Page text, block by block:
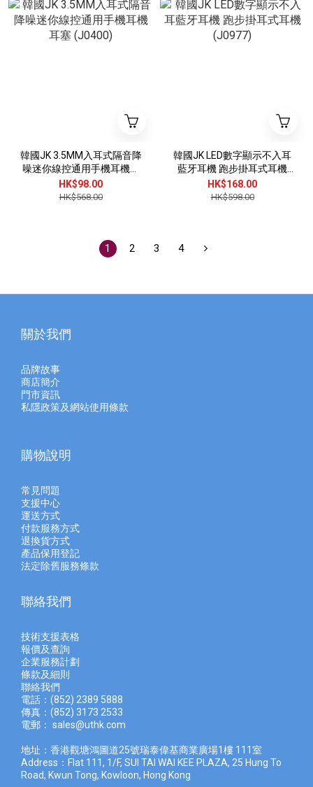
韓國JK 3.5MM入耳式隔音降
噪迷你線控通用手機耳機耳
塞 (J0400)
HK$98.00
HK$568.00
韓國JK LED數字顯示不入耳
藍牙耳機 跑步掛耳式耳機
(J0977)
HK$168.00
HK$598.00
1 2 3 4
關於我們
品牌故事
商店簡介
門市資訊
私隱政策及網站使用條款
購物說明
常見問題
支援中心
運送方式
付款服務方式
退換貨方式
產品保用登記
法定除舊服務條款
聯絡我們
技術支援表格
報價及查詢
企業服務計劃
條款及細則
聯絡我們
電話：(852) 2389 5888
傳真：(852) 3173 2533
電郵： sales@uthk.com
地址：香港觀塘鴻圖道25號瑞泰偉基商業廣場1樓 111室
Address：Flat 111, 1/F, SUI TAI WAI KEE PLAZA, 25 Hung To
Road, Kwun Tong, Kowloon, Hong Kong